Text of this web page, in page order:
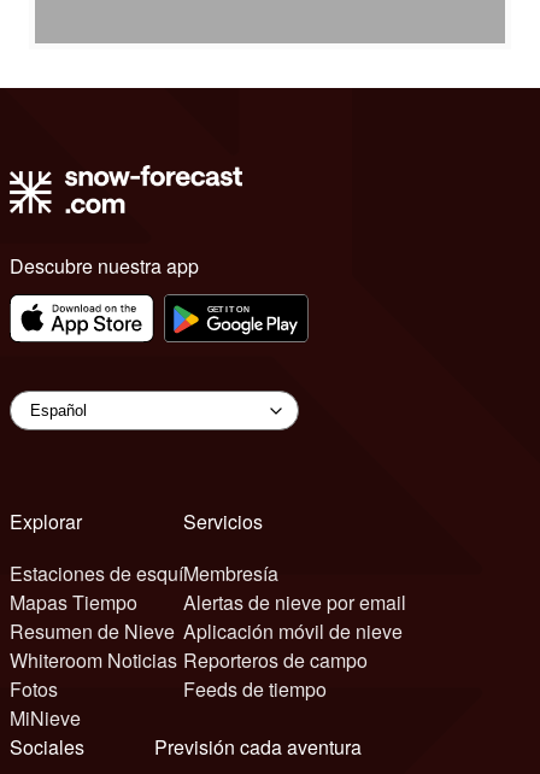
Descubre nuestra app
Explorar
Estaciones de esquí
Mapas Tiempo
Resumen de Nieve
Whiteroom Noticias
Fotos
MiNieve
Servicios
Membresía
Alertas de nieve por email
Aplicación móvil de nieve
Reporteros de campo
Feeds de tiempo
Sociales
Previsión cada aventura